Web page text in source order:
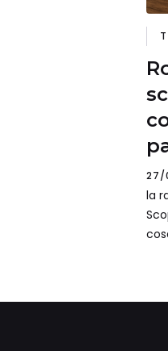
27/
la